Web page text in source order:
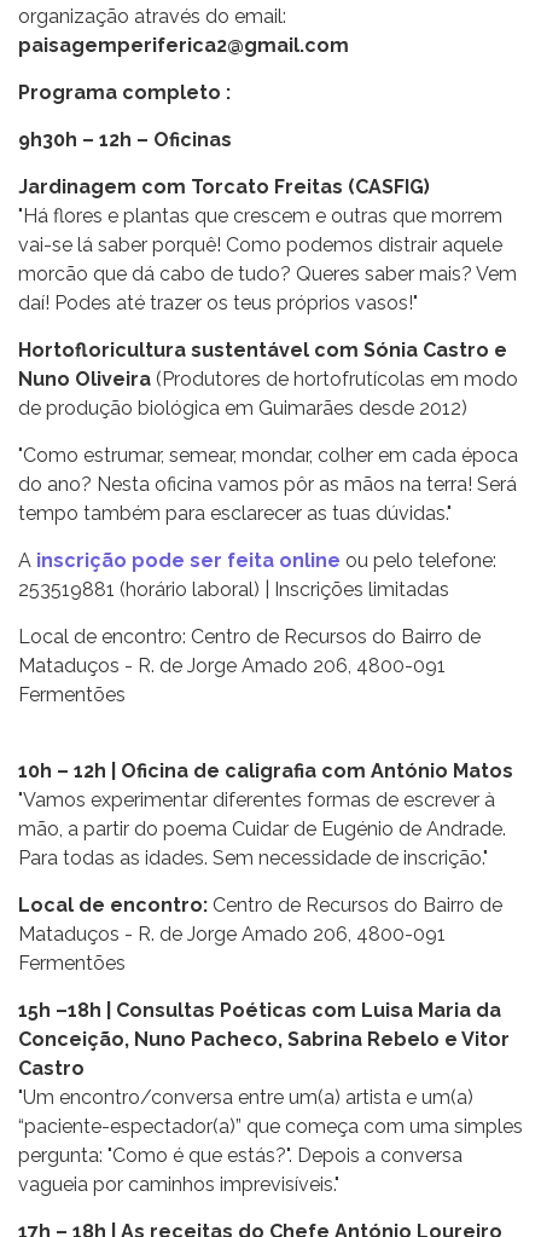
organização através do email:
paisagemperiferica2@gmail.com
Programa completo :
9h30h – 12h – Oficinas
Jardinagem com Torcato Freitas (CASFIG)
"Há flores e plantas que crescem e outras que morrem
vai-se lá saber porquê! Como podemos distrair aquele
morcão que dá cabo de tudo? Queres saber mais? Vem
daí! Podes até trazer os teus próprios vasos!"
Hortofloricultura sustentável com Sónia Castro e
Nuno Oliveira (Produtores de hortofrutícolas em modo
de produção biológica em Guimarães desde 2012)
"Como estrumar, semear, mondar, colher em cada época
do ano? Nesta oficina vamos pôr as mãos na terra! Será
tempo também para esclarecer as tuas dúvidas."
A inscrição pode ser feita online ou pelo telefone:
253519881 (horário laboral) | Inscrições limitadas
Local de encontro: Centro de Recursos do Bairro de
Mataduços - R. de Jorge Amado 206, 4800-091
Fermentões
10h – 12h | Oficina de caligrafia com António Matos
"Vamos experimentar diferentes formas de escrever à
mão, a partir do poema Cuidar de Eugénio de Andrade.
Para todas as idades. Sem necessidade de inscrição."
Local de encontro: Centro de Recursos do Bairro de
Mataduços - R. de Jorge Amado 206, 4800-091
Fermentões
15h –18h | Consultas Poéticas com Luisa Maria da
Conceição, Nuno Pacheco, Sabrina Rebelo e Vitor
Castro
"Um encontro/conversa entre um(a) artista e um(a)
“paciente-espectador(a)” que começa com uma simples
pergunta: "Como é que estás?". Depois a conversa
vagueia por caminhos imprevisíveis."
17h – 18h | As receitas do Chefe António Loureiro